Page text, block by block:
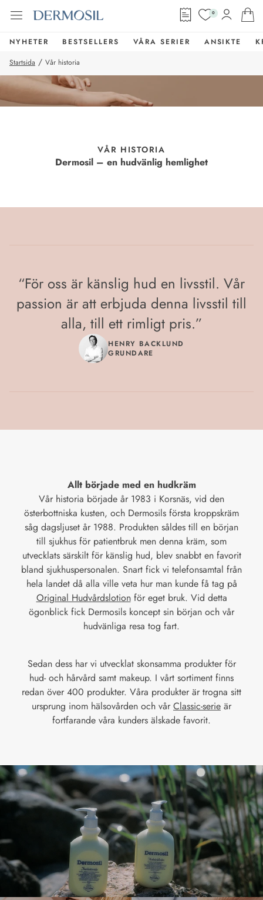
0
NYHETER BESTSELLERS VÅRA SERIER ANSIKTE
Startsida / Vår historia
VÅR HISTORIA
Dermosil – en hudvänlig hemlighet
“För oss är känslig hud en livsstil. Vår
passion är att erbjuda denna livsstil till
alla, till ett rimligt pris.”
HENRY BACKLUND
GRUNDARE
Allt började med en hudkräm
Vår historia började år 1983 i Korsnäs, vid den
österbottniska kusten, och Dermosils första kroppskräm
såg dagsljuset år 1988. Produkten såldes till en början
till sjukhus för patientbruk men denna kräm, som
utvecklats särskilt för känslig hud, blev snabbt en favorit
bland sjukhuspersonalen. Snart fick vi telefonsamtal från
hela landet då alla ville veta hur man kunde få tag på
Original Hudvårdslotionför eget bruk. Vid detta
ögonblick fick Dermosils koncept sin början och vår
hudvänliga resa tog fart.
Sedan dess har vi utvecklat skonsamma produkter för
hud- och hårvård samt makeup. I vårt sortiment finns
redan över 400 produkter. Våra produkter är trogna sitt
ursprung inom hälsovården och vår Classic-serie är
fortfarande våra kunders älskade favorit.